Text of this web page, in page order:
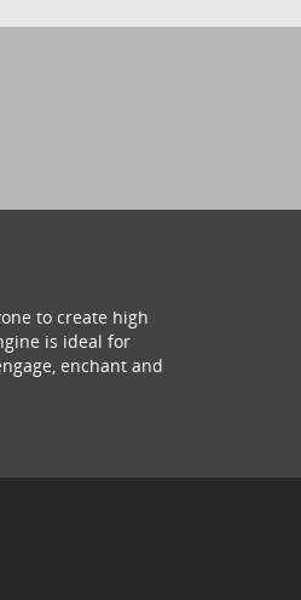
to create high
is ideal for
enchant and